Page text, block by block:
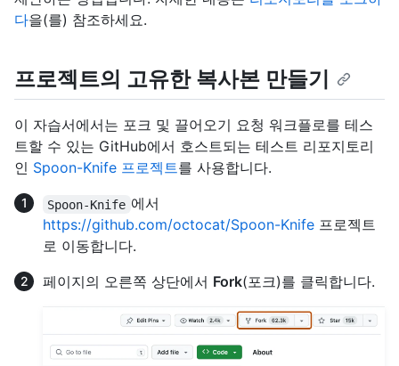
다을(를) 참조하세요.
프로젝트의 고유한 복사본 만들기
이 자습서에서는 포크 및 끌어오기 요청 워크플로를 테스
트할 수 있는 GitHub에서 호스트되는 테스트 리포지토리
인 Spoon-Knife 프로젝트를 사용합니다.
Spoon-Knife 에서
https://github.com/octocat/Spoon-Knife 프로젝트
로 이동합니다.
페이지의 오른쪽 상단에서 Fork(포크)를 클릭합니다.